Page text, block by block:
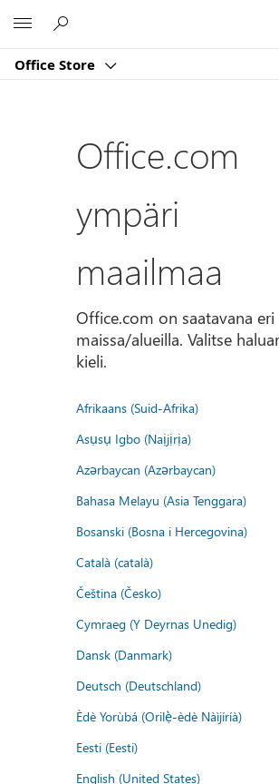
Office Store
Office.com
ympäri
maailmaa
Office.com on saatavana eri
maissa/alueilla. Valitse
kieli.
Afrikaans (Suid-Afrika)
Asụsụ Igbo (Naịjịrịa)
Azərbaycan (Azərbaycan)
Bahasa Melayu (Asia Tenggara)
Bosanski (Bosna i Hercegovina)
Català (català)
Čeština (Česko)
Cymraeg (Y Deyrnas Unedig)
Dansk (Danmark)
Deutsch (Deutschland)
Èdè Yorùbá (Orilẹ̀-èdè Nàìjíríà)
Eesti (Eesti)
English (United States)